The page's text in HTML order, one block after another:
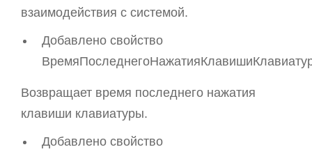
взаимодействия с системой.
Добавлено свойство
Возвращает время последнего нажатия
клавиши клавиатуры.
Добавлено свойство